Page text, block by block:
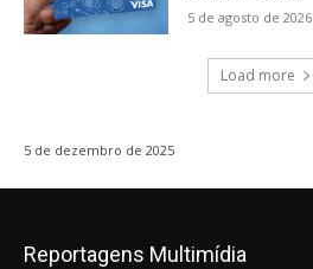
5 de agosto de 2026
Load more
5 de dezembro de 2025
Reportagens Multimídia